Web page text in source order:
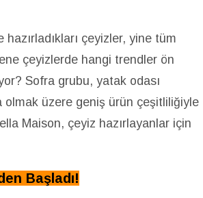
çeyizler, yine tüm
çeyizlerde hangi trendler ön
Sofra grubu, yatak odası
üzere geniş ürün çeşitliliğiyle
Maison, çeyiz hazırlayanlar için
Başladı!